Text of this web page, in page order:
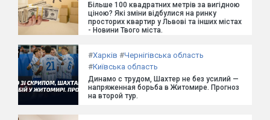
Більше 100 квадратних метрів за вигідною
ціною? Які зміни відбулися на ринку
просторих квартир у Львові та інших містах
- Новини Твого міста.
#Харків #Чернігівська область
#Київська область
Динамо с трудом, Шахтер не без усилий —
напряженная борьба в Житомире. Прогноз
на второй тур.